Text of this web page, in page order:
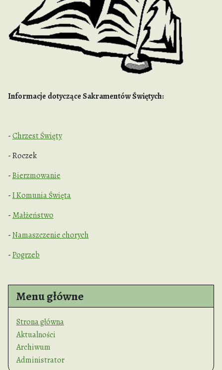
Menu główne
Strona główna
Aktualności
Archiwum
Administrator
Informacje dotyczące Sakramentów Świętych:
-Chrzest Święty
- Roczek
-Bierzmowanie
-I Komunia Święta
- Małżeństwo
-Namaszczenie chorych
-Pogrzeb